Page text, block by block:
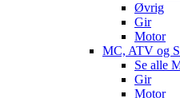
Øvrig
Gir
Motor
MC, ATV og
Se alle
Gir
Motor